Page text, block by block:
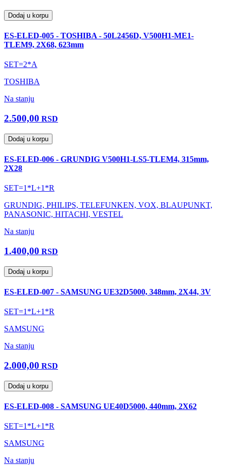
Dodaj u korpu
ES-ELED-005 - TOSHIBA - 50L2456D, V500H1-ME1-
TLEM9, 2X68, 623mm
SET=2*A
TOSHIBA
Na stanju
2.500,00 RSD
Dodaj u korpu
ES-ELED-006 - GRUNDIG V500H1-LS5-TLEM4, 315mm,
2X28
SET=1*L+1*R
GRUNDIG, PHILIPS, TELEFUNKEN, VOX, BLAUPUNKT,
PANASONIC, HITACHI, VESTEL
Na stanju
1.400,00 RSD
Dodaj u korpu
ES-ELED-007 - SAMSUNG UE32D5000, 348mm, 2X44, 3V
SET=1*L+1*R
SAMSUNG
Na stanju
2.000,00 RSD
Dodaj u korpu
ES-ELED-008 - SAMSUNG UE40D5000, 440mm, 2X62
SET=1*L+1*R
SAMSUNG
Na stanju